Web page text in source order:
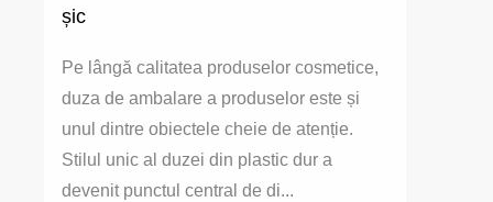
șic
Pe lângă calitatea produselor cosmetice,
duza de ambalare a produselor este și
unul dintre obiectele cheie de atenție.
Stilul unic al duzei din plastic dur a
devenit punctul central de di...